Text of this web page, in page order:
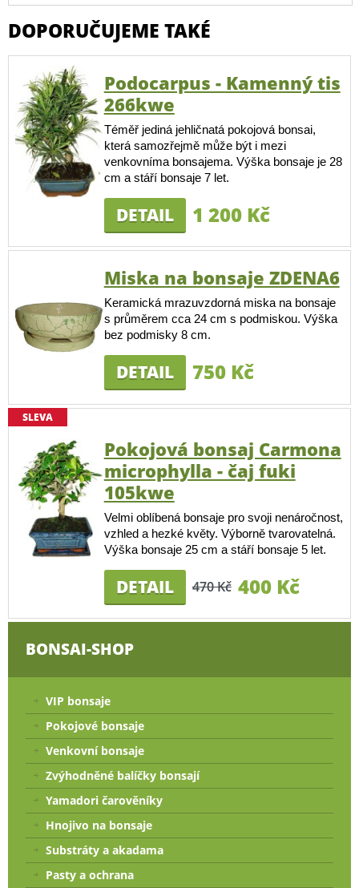
DOPORUČUJEME TAKÉ
Podocarpus - Kamenný tis
266kwe
Téměř jediná jehličnatá pokojová bonsai,
která samozřejmě může být i mezi
venkovníma bonsajema. Výška bonsaje je 28
cm a stáří bonsaje 7 let.
DETAIL 1 200 Kč
Miska na bonsaje ZDENA6
Keramická mrazuvzdorná miska na bonsaje
s průměrem cca 24 cm s podmiskou. Výška
bez podmisky 8 cm.
DETAIL 750 Kč
SLEVA
Pokojová bonsaj Carmona
microphylla - čaj fuki
105kwe
Velmi oblíbená bonsaje pro svoji nenáročnost,
vzhled a hezké květy. Výborně tvarovatelná.
Výška bonsaje 25 cm a stáří bonsaje 5 let.
DETAIL 470 Kč 400 Kč
BONSAI-SHOP
VIP bonsaje
Pokojové bonsaje
Venkovní bonsaje
Zvýhodněné balíčky bonsají
Yamadori čarověníky
Hnojivo na bonsaje
Substráty a akadama
Pasty a ochrana